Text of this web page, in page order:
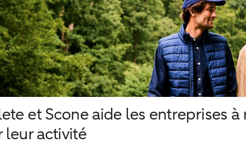
et Scone aide les entreprises
activité